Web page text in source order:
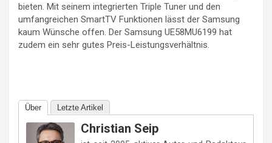
bieten. Mit seinem integrierten Triple Tuner und den
umfangreichen SmartTV Funktionen lässt der Samsung
kaum Wünsche offen. Der Samsung UE58MU6199 hat
zudem ein sehr gutes Preis-Leistungsverhältnis.
Über Letzte Artikel
Christian Seip